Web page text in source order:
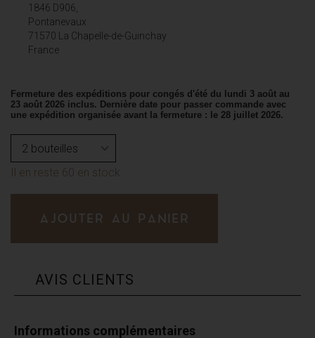
1846 D906,
Pontanevaux
71570 La Chapelle-de-Guinchay
France
Fermeture des expéditions pour congés d'été du lundi 3 août au
23 août 2026 inclus. Dernière date pour passer commande avec
une expédition organisée avant la fermeture : le 28 juillet 2026.
Il en reste 60 en stock.
AJOUTER AU PANIER
AVIS CLIENTS
Informations complémentaires